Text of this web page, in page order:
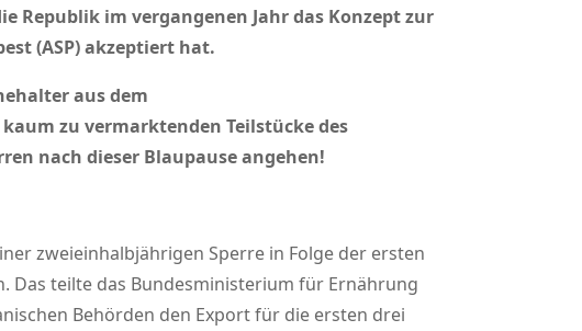
Republik im vergangenen Jahr das Konzept zur
(ASP) akzeptiert hat.
aus dem
zu vermarktenden Teilstücke des
nach dieser Blaupause angehen!
zweieinhalbjährigen Sperre in Folge der ersten
Das teilte das Bundesministerium für Ernährung
Behörden den Export für die ersten drei